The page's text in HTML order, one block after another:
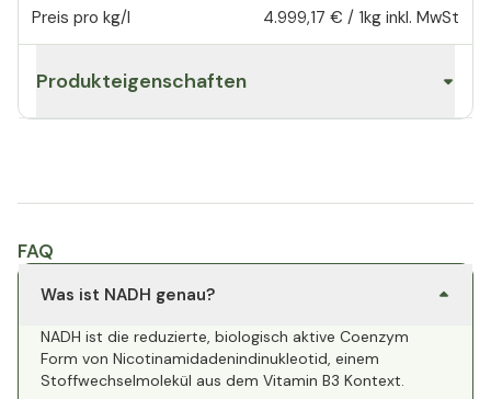
Preis pro kg/l 4.999,17 € / 1kg inkl. MwSt
Produkteigenschaften
FAQ
Was ist NADH genau?
NADH ist die reduzierte, biologisch aktive Coenzym
Form von Nicotinamidadenindinukleotid, einem
Stoffwechselmolekül aus dem Vitamin B3 Kontext.